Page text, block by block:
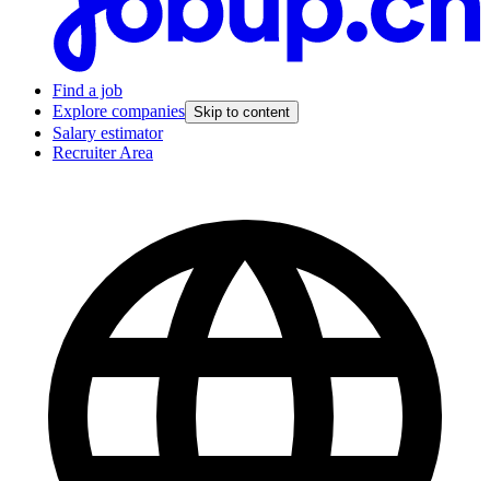
Find a job
Explore companies Skip to content
Salary estimator
Recruiter Area